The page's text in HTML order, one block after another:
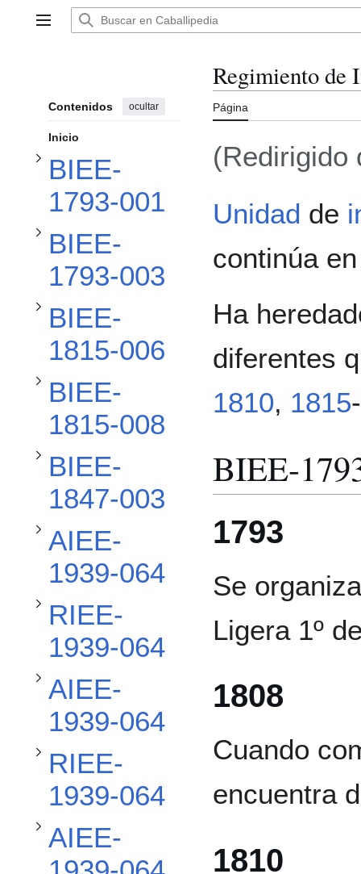
Menú principal
Contenidos ocultar
Inicio
BIEE-
1793-001
Alternar subsección BIEE-1793-001
BIEE-
1793-003
Alternar subsección BIEE-1793-003
BIEE-
1815-006
Alternar subsección BIEE-1815-006
BIEE-
1815-008
Alternar subsección BIEE-1815-008
BIEE-
1847-003
Alternar subsección BIEE-1847-003
AIEE-
1939-064
Alternar subsección AIEE-1939-064
RIEE-
1939-064
Alternar subsección RIEE-1939-064
AIEE-
1939-064
Alternar subsección AIEE-1939-064
RIEE-
1939-064
Alternar subsección RIEE-1939-064
AIEE-
Alternar subsección AIEE-1939-064
Alternar subsección RIEE-1939-064
Regimiento de
Página
(Redirigido
Unidad de
continúa
Ha
diferentes
1810, 1815-
BIEE-
1793
Se
Ligera 1º
1808
Cuando
encuentra
1810